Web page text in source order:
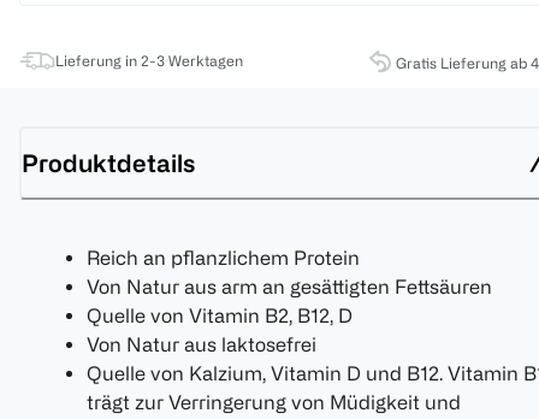
Lieferung in 2-3 Werktagen Gratis Lieferung ab
Produktdetails
Reich an pflanzlichem Protein
Von Natur aus arm an gesättigten Fettsäuren
Quelle von Vitamin B2, B12, D
Von Natur aus laktosefrei
Quelle von Kalzium, Vitamin D und B12. Vitamin
trägt zur Verringerung von Müdigkeit und